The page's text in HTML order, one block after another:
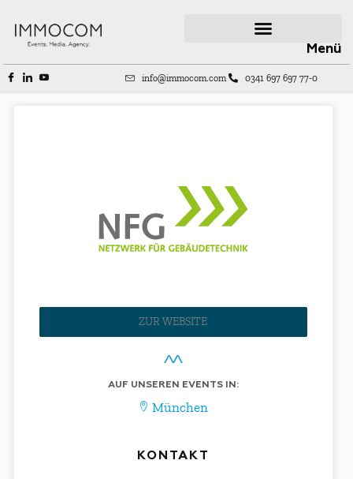
Menü
info@immocom.com 0341 697 697 77-0
ZUR WEBSITE
AUF UNSEREN EVENTS IN:
München
KONTAKT